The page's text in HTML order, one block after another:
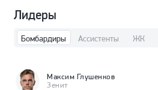
Лидеры
Бомбардиры Ассистенты ЖК
Максим Глушенков
Зенит